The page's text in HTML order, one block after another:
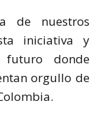
de nuestros
iniciativa y
donde
orgullo de